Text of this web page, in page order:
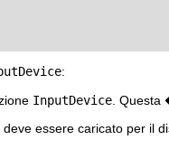
:
InputDevice .
essere caricato per il